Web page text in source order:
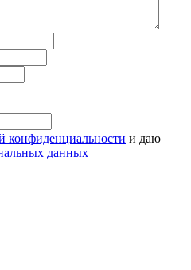
конфиденциальности и даю
данных